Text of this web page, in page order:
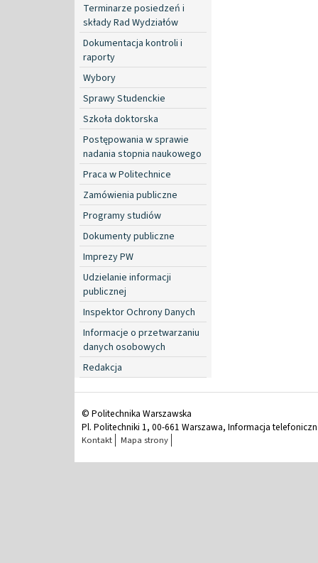
Terminarze posiedzeń i
składy Rad Wydziałów
Dokumentacja kontroli i
raporty
Wybory
Sprawy Studenckie
Szkoła doktorska
Postępowania w sprawie
nadania stopnia naukowego
Praca w Politechnice
Zamówienia publiczne
Programy studiów
Dokumenty publiczne
Imprezy PW
Udzielanie informacji
publicznej
Inspektor Ochrony Danych
Informacje o przetwarzaniu
danych osobowych
Redakcja
© Politechnika Warszawska
Pl. Politechniki 1, 00-661 Warszawa, Informacja
Kontakt Mapa strony